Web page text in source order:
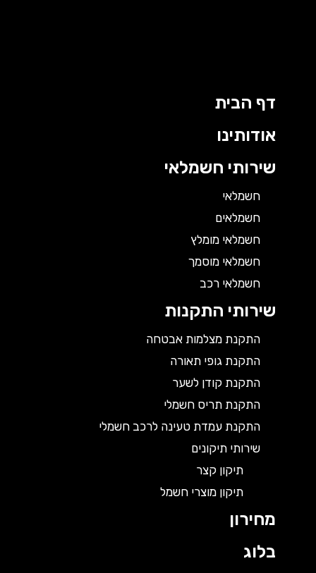
דף הבית
אודותינו
שירותי חשמלאי
חשמלאי
חשמלאים
חשמלאי מומלץ
חשמלאי מוסמך
חשמלאי רכב
שירותי התקנות
התקנת מצלמות אבטחה
התקנת גופי תאורה
התקנת קודן לשער
התקנת תריס חשמלי
התקנת עמדת טעינה לרכב חשמלי
שירותי תיקונים
תיקון קצר
תיקון מוצרי חשמל
מחירון
בלוג